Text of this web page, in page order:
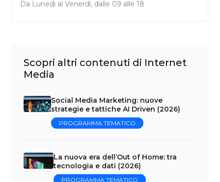
Da Lunedì al Venerdì, dalle 09 alle 18
Scopri altri contenuti di Internet
Media
Social Media Marketing: nuove
strategie e tattiche AI Driven (2026)
PROGRAMMA TEMATICO
La nuova era dell’Out of Home: tra
tecnologia e dati (2026)
PROGRAMMA TEMATICO